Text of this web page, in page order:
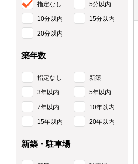
指定なし 5分以内
10分以内 15分以内
20分以内
築年数
指定なし 新築
3年以内 5年以内
7年以内 10年以内
15年以内 20年以内
新築・駐車場